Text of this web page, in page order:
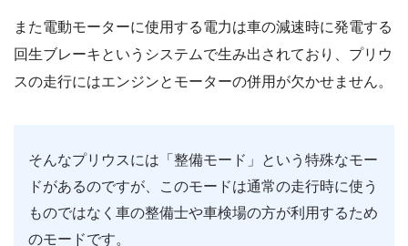
また電動モーターに使用する電力は車の減速時に発電する
回生ブレーキというシステムで生み出されており、プリウ
スの走行にはエンジンとモーターの併用が欠かせません。
そんなプリウスには「整備モード」という特殊なモー
ドがあるのですが、このモードは通常の走行時に使う
ものではなく車の整備士や車検場の方が利用するため
のモードです。